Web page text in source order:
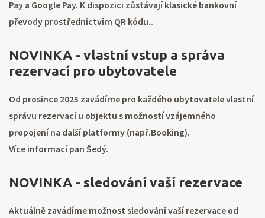
Pay a Google Pay. K dispozici zůstávají klasické bankovní
převody prostřednictvím QR kódu..
NOVINKA - vlastní vstup a správa
rezervací pro ubytovatele
Od prosince 2025 zavádíme pro každého ubytovatele vlastní
správu rezervací u objektu s možností vzájemného
propojení na další platformy (např.Booking).
Více informací pan Šedý.
NOVINKA - sledování vaší rezervace
Aktuálně zavádíme možnost sledování vaší rezervace od